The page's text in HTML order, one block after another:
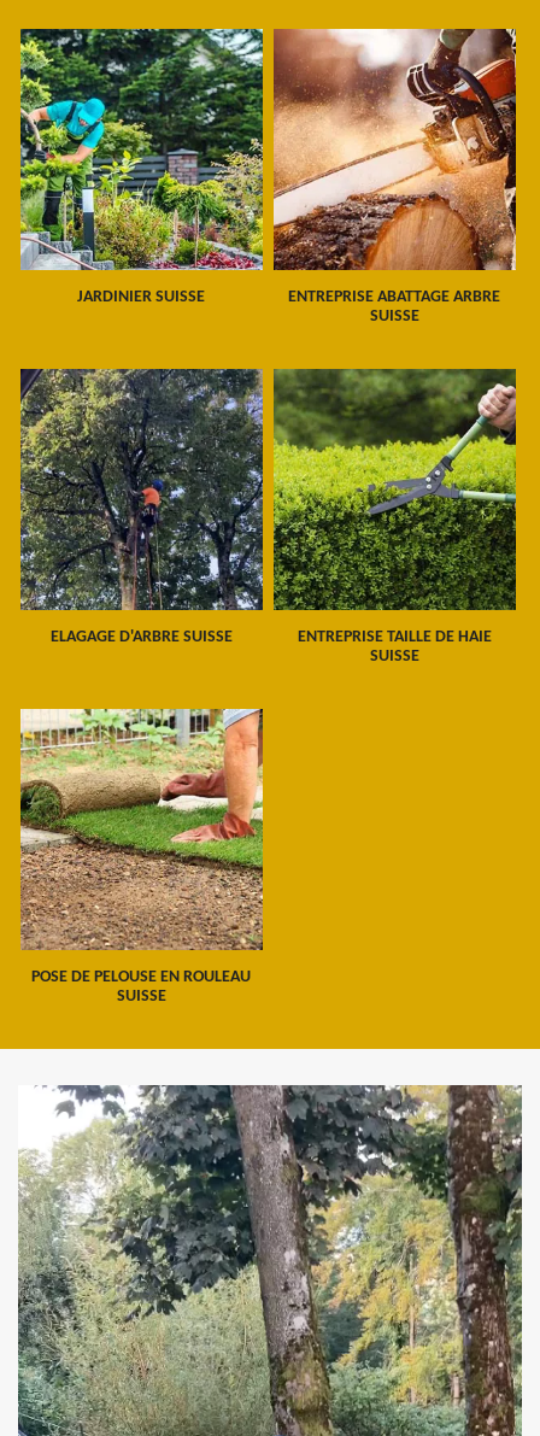
JARDINIER SUISSE
ENTREPRISE ABATTAGE ARBRE
SUISSE
ELAGAGE D'ARBRE SUISSE
ENTREPRISE TAILLE DE HAIE
SUISSE
POSE DE PELOUSE EN ROULEAU
SUISSE